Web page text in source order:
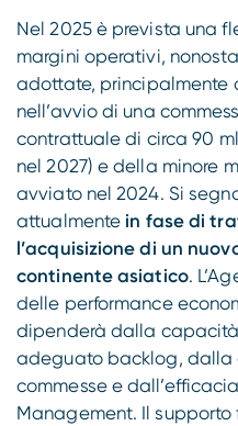
Nel 2025 è prevista una
margini operativi,
adottate, principalmente
nell’avvio di una
contrattuale di circa 90
nel 2027) e della minore
avviato nel 2024. Si
attualmente in fase di
l’acquisizione di un
continente asiatico.
delle performance
dipenderà dalla
adeguato backlog, dalla
commesse e
Management. Il